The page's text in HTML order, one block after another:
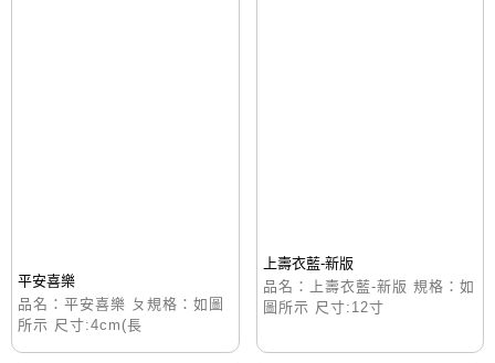
平安喜樂
品名：平安喜樂 ㄆ規格：如圖
所示 尺寸:4cm(長
上壽衣藍-新版
品名：上壽衣藍-新版 規格：如
圖所示 尺寸:12寸